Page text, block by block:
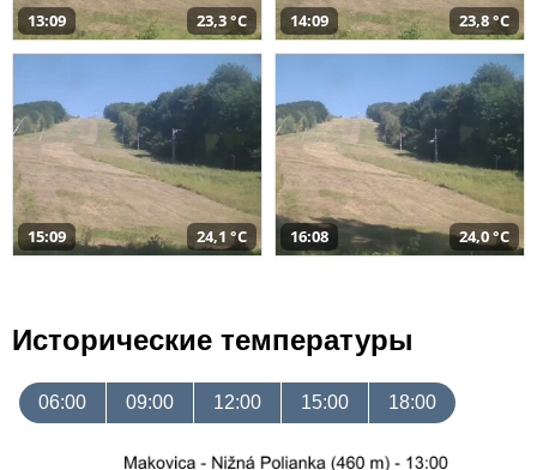
13:09 23,3 °C 14:09 23,8 °C
15:09 24,1 °C 16:08 24,0 °C
Исторические температуры
06:00 09:00 12:00 15:00 18:00